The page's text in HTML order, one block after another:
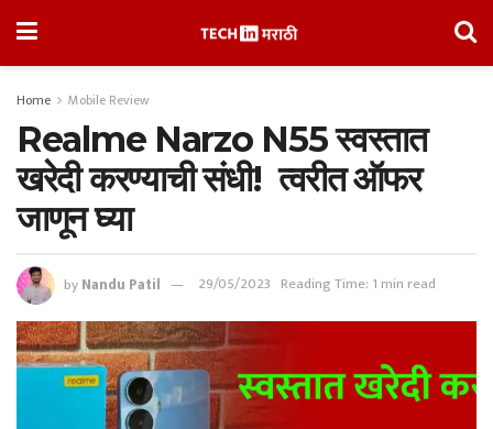
Home Mobile Review
Realme Narzo N55 स्वस्तात
खरेदी करण्याची संधी! त्वरीत ऑफर
जाणून घ्या
byNandu Patil 29/05/2023 Reading Time: 1 min read